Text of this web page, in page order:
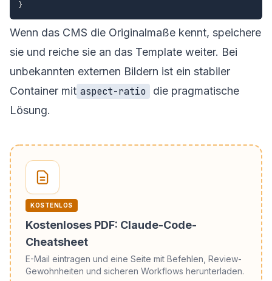
}
Wenn das CMS die Originalmaße kennt, speichere
sie und reiche sie an das Template weiter. Bei
unbekannten externen Bildern ist ein stabiler
Container mit aspect-ratio
die pragmatische
Lösung.
KOSTENLOS
Kostenloses PDF: Claude-Code-
Cheatsheet
E-Mail eintragen und eine Seite mit Befehlen, Review-
Gewohnheiten und sicheren Workflows herunterladen.